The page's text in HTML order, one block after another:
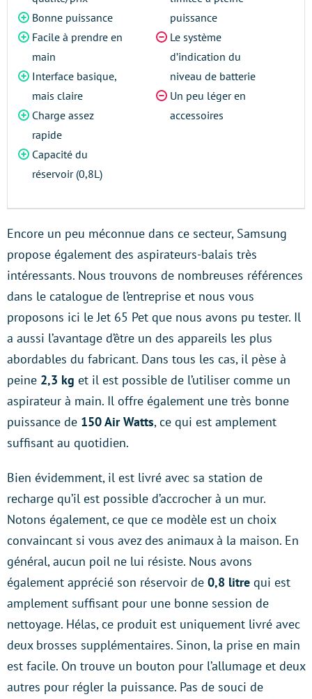
Bonne puissance
Facile à prendre en
main
Interface basique,
mais claire
Charge assez
rapide
Capacité du
réservoir (0,8L)
puissance
Le système
d’indication du
niveau de batterie
Un peu léger en
accessoires
Encore un peu méconnue dans ce secteur, Samsung
propose également des aspirateurs-balais très
intéressants. Nous trouvons de nombreuses références
dans le catalogue de l’entreprise et nous vous
proposons ici le Jet 65 Pet que nous avons pu tester. Il
a aussi l’avantage d’être un des appareils les plus
abordables du fabricant. Dans tous les cas, il pèse à
peine 2,3 kg et il est possible de l’utiliser comme un
aspirateur à main. Il offre également une très bonne
puissance de 150 Air Watts, ce qui est amplement
suffisant au quotidien.
Bien évidemment, il est livré avec sa station de
recharge qu’il est possible d’accrocher à un mur.
Notons également, ce que ce modèle est un choix
convaincant si vous avez des animaux à la maison. En
général, aucun poil ne lui résiste. Nous avons
également apprécié son réservoir de 0,8 litre qui est
amplement suffisant pour une bonne session de
nettoyage. Hélas, ce produit est uniquement livré avec
deux brosses supplémentaires. Sinon, la prise en main
est facile. On trouve un bouton pour l’allumage et deux
autres pour régler la puissance. Pas de souci de